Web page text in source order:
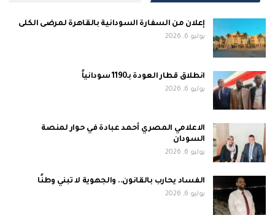
إعلان من السفارة السودانية بالقاهرة لمرضى الكلى
يوليو 6, 2026
انطلاق قطار العودة بـ1190 سودانياً
يوليو 6, 2026
الاعلامي المصري أحمد عبادة في حوار لمنصة
السودان
يوليو 6, 2026
الفساد يحارب بالقانون.. والجهوية لا تبني وطنًا
يوليو 6, 2026